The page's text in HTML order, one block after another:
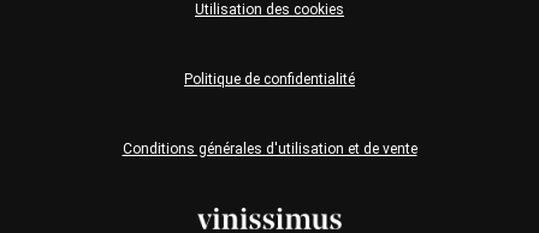
Conditions générales d'utilisation et de vente
Politique de confidentialité
Utilisation des cookies